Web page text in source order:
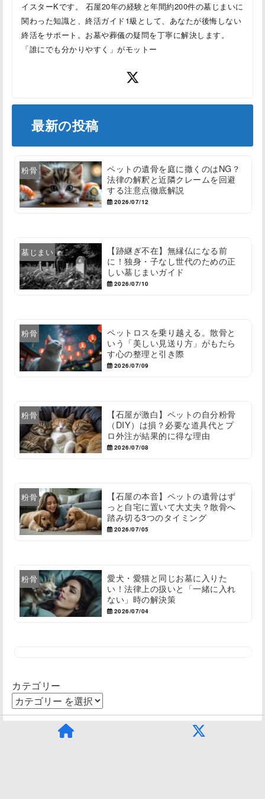
イスターKです。 石屋20年の経験と年間約200件の墓じまいに
関わった知識と、終活ガイド1級として、あなたが後悔しない
終活をサポート。お墓や葬儀の疑問を丁寧に解決します。
「誰にでも分かりやすく」がモットー
最新の投稿
粉骨
ペットの遺骨を庭に撒くのはNG？
法律の解釈と近隣クレームを回避
する注意点徹底解説
2026/07/12
墓じまい
【跡継ぎ不在】無縁仏になる前
に！独身・子なし世代のための正
しい墓じまいガイド
2026/07/10
粉骨
ペットロスを乗り越える。散骨と
いう「美しい見送り方」がもたら
す心の整理と引き際
2026/07/09
粉骨
【石屋が激白】ペットの自分粉骨
（DIY）は損？必要な道具代とプ
ロ外注が結果的に得な理由
2026/07/08
粉骨
【石屋の本音】ペットの遺骨はず
っと自宅に置いて大丈夫？散骨へ
踏み切る3つのタイミング
2026/07/05
粉骨
愛犬・愛猫と同じお墓に入りた
い！法律上の扱いと「一緒に入れ
ない」時の解決策
2026/07/04
カテゴリー